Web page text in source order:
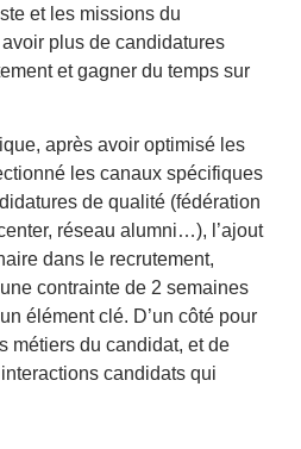
et les missions du
plus de candidatures
et gagner du temps sur
après avoir optimisé les
les canaux spécifiques
de qualité (fédération
réseau alumni…), l’ajout
dans le recrutement,
contrainte de 2 semaines
élément clé. D’un côté pour
métiers du candidat, et de
candidats qui